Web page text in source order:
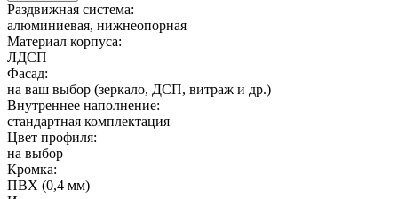
Раздвижная система:
алюминиевая, нижнеопорная
Материал корпуса:
ЛДСП
Фасад:
на ваш выбор (зеркало, ДСП, витраж и др.)
Внутреннее наполнение:
стандартная комплектация
Цвет профиля:
на выбор
Кромка:
ПВХ (0,4 мм)